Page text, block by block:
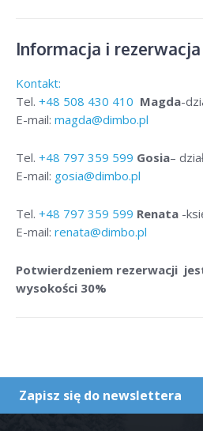
Informacja i rezerwacja
Kontakt:
Tel. +48 508 430 410 Magda-
E-mail: magda@dimbo.pl
Tel. +48 797 359 599 Gosia–
E-mail: gosia@dimbo.pl
Tel. +48 797 359 599 Renata -
E-mail: renata@dimbo.pl
Potwierdzeniem rezerwacji
wysokości 30%
Zapisz się do newslettera